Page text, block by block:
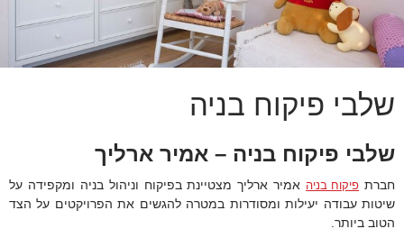
שלבי פיקוח בניה
שלבי פיקוח בניה – אמיר ארליך
חברת פיקוח בניה אמיר ארליך מצטיינת בפיקוח וניהול בניה ומקפידה על
שיטות עבודה יעילות ומסודרות במטרה להגשים את הפרויקטים על הצד
הטוב ביותר.